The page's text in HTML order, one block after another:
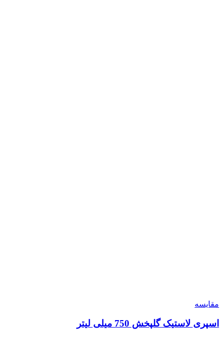
مقایسه
اسپری لاستیک گلپخش 750 میلی لیتر